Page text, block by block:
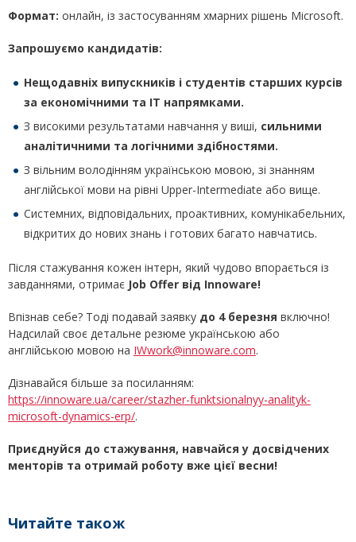
Формат: онлайн, із застосуванням хмарних рішень Microsoft.
Запрошуємо кандидатів:
Нещодавніх випускників і студентів старших курсів
за економічними та ІТ напрямками.
З високими результатами навчання у виші, сильними
аналітичними та логічними здібностями.
З вільним володінням українською мовою, зі знанням
англійської мови на рівні Upper-Intermediate або вище.
Системних, відповідальних, проактивних, комунікабельних,
відкритих до нових знань і готових багато навчатись.
Після стажування кожен інтерн, який чудово впорається із
завданнями, отримає Job Offer від Innoware!
Впізнав себе? Тоді подавай заявку до 4 березня включно!
Надсилай своє детальне резюме українською або
англійською мовою на IWwork@innoware.com.
Дізнавайся більше за посиланням:
https://innoware.ua/career/stazher-funktsionalnyy-analityk-
microsoft-dynamics-erp/.
Приєднуйся до стажування, навчайся у досвідчених
менторів та отримай роботу вже цієї весни!
Читайте також